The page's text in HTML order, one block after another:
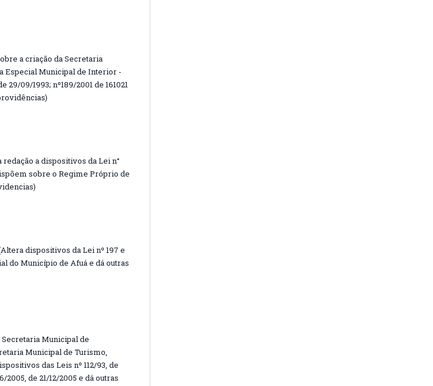
a criação da Secretaria
Especial Municipal de Interior -
09/1993; nº189/2001 de 161021
redação a dispositivos da Lei n°
sobre o Regime Próprio de
dispositivos da Lei nº 197 e
do Município de Afuá e dá outras
Secretaria Municipal de
Municipal de Turismo,
das Leis nº 112/93, de
2005, de 21/12/2005 e dá outras